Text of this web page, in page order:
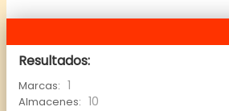
Resultados:
Marcas: 1
Almacenes: 10